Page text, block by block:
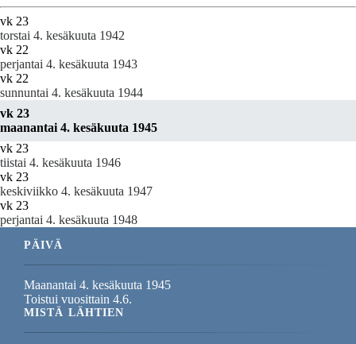
vk 23
torstai 4. kesäkuuta 1942
vk 22
perjantai 4. kesäkuuta 1943
vk 22
sunnuntai 4. kesäkuuta 1944
vk 23
maanantai 4. kesäkuuta 1945
vk 23
tiistai 4. kesäkuuta 1946
vk 23
keskiviikko 4. kesäkuuta 1947
vk 23
perjantai 4. kesäkuuta 1948
PÄIVÄ
Maanantai 4. kesäkuuta 1945
Toistui vuosittain 4.6.
MISTÄ LÄHTIEN